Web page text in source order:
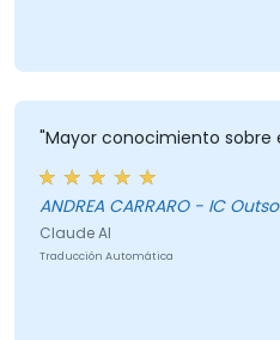
"Mayor conocimiento sobre
ANDREA CARRARO
Claude AI
Traducción Automática